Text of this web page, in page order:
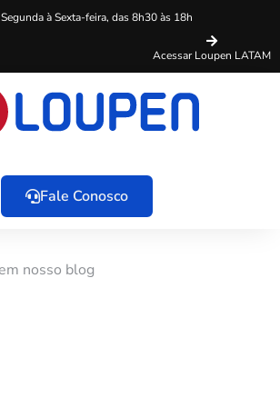
Segunda à Sexta-feira, das 8h30 às 18h
Acessar Loupen LATAM
Fale Conosco